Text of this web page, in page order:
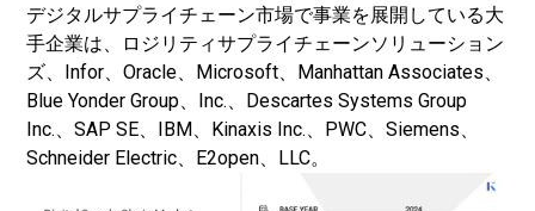
デジタルサプライチェーン市場で事業を展開している大
手企業は、ロジリティサプライチェーンソリューション
ズ、Infor、Oracle、Microsoft、Manhattan Associates、
Blue Yonder Group、Inc.、Descartes Systems Group
Inc.、SAP SE、IBM、Kinaxis Inc.、PWC、Siemens、
Schneider Electric、E2open、LLC。